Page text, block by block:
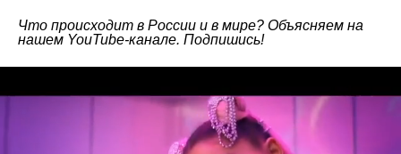
Что происходит в России и в мире? Объясняем на
нашем YouTube-канале. Подпишись!